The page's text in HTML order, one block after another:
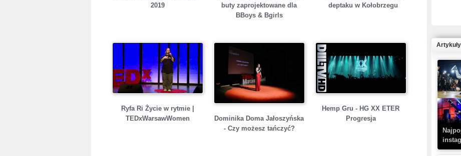
2019
buty zaprojektowane dla
BBoys & Bgirls
deptaku w Kołobrzegu
Ryfa Ri Życie w rytmie |
TEDxWarsawWomen
Dominika Doma Jałoszyńska
- Czy możesz tańczyć?
Hemp Gru - HG XX ETER
Progresja
–
Artykuły